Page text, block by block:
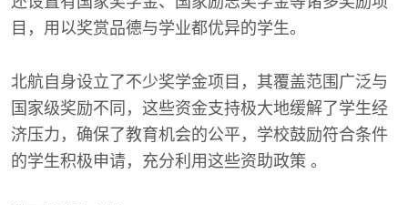
目，用以奖赏品德与学业都优异的学生。
北航自身设立了不少奖学金项目，其覆盖范围广泛与
国家级奖励不同，这些资金支持极大地缓解了学生经
济压力，确保了教育机会的公平，学校鼓励符合条件
的学生积极申请，充分利用这些资助政策 。